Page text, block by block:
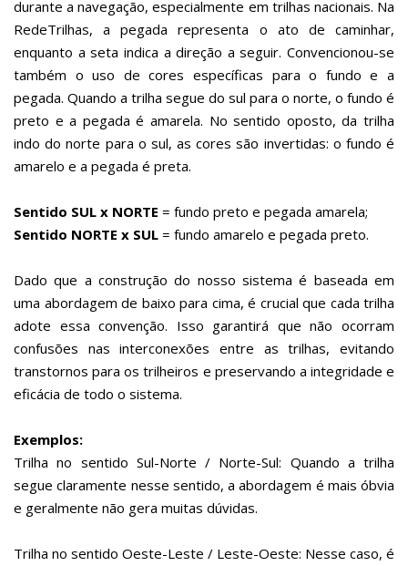
durante a navegação, especialmente em trilhas nacionais. Na
RedeTrilhas, a pegada representa o ato de caminhar,
enquanto a seta indica a direção a seguir. Convencionou-se
também o uso de cores específicas para o fundo e a
pegada. Quando a trilha segue do sul para o norte, o fundo é
preto e a pegada é amarela. No sentido oposto, da trilha
indo do norte para o sul, as cores são invertidas: o fundo é
amarelo e a pegada é preta.
Sentido SUL x NORTE = fundo preto e pegada amarela;
Sentido NORTE x SUL = fundo amarelo e pegada preto.
Dado que a construção do nosso sistema é baseada em
uma abordagem de baixo para cima, é crucial que cada trilha
adote essa convenção. Isso garantirá que não ocorram
confusões nas interconexões entre as trilhas, evitando
transtornos para os trilheiros e preservando a integridade e
eficácia de todo o sistema.
Exemplos:
Trilha no sentido Sul-Norte / Norte-Sul: Quando a trilha
segue claramente nesse sentido, a abordagem é mais óbvia
e geralmente não gera muitas dúvidas.
Trilha no sentido Oeste-Leste / Leste-Oeste: Nesse caso, é